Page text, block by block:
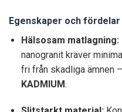
Egenskaper och fördelar
Hälsosam matlagning:
nanogranit kräver
fri från skadliga ämnen –
KADMIUM.